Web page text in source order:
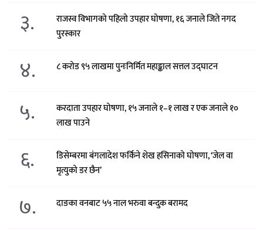
३.
राजस्व विभागको पहिलो उपहार घोषणा, १६ जनाले जिते नगद
पुरस्कार
४. ८ करोड ९५ लाखमा पुनःनिर्मित महाङ्काल सत्तल उद्घाटन
५.
करदाता उपहार घोषणा, १५ जनाले १–१ लाख र एक जनाले १०
लाख पाउने
६.
डिसेम्बरमा बंगलादेश फर्किने शेख हसिनाको घोषणा, ‘जेल वा
मृत्युको डर छैन’
७. दाङका वनबाट ५५ नाल भरुवा बन्दुक बरामद